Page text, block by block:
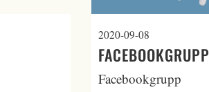
2020-09-08
FACEBOOKGRUPP
Facebookgrupp